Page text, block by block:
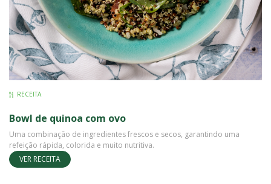
RECEITA
Bowl de quinoa com ovo
Uma combinação de ingredientes frescos e secos, garantindo uma
refeição rápida, colorida e muito nutritiva.
VER RECEITA